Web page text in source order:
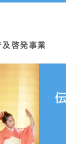
啓発事業